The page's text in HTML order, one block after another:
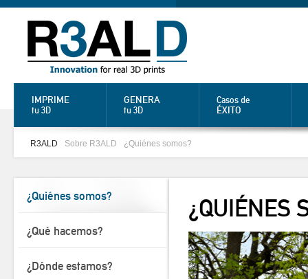
IMPRIME
tu 3D
GENERA
tu 3D
Casos de
ÉXITO
R3ALD Sobre R3ALD ¿Quiénes somos?
¿Quiénes somos?
¿Qué hacemos?
¿Dónde estamos?
¿QUIÉNES